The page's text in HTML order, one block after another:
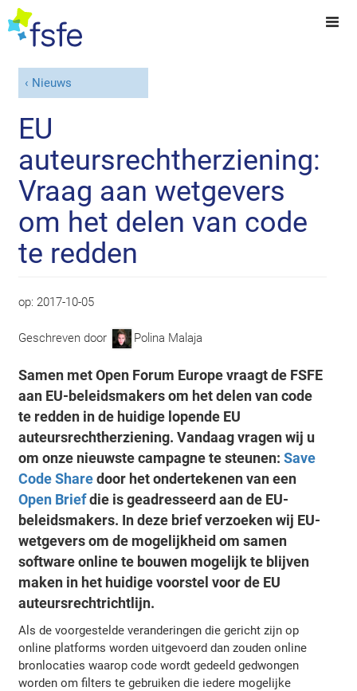
Nieuws
EU
auteursrechtherziening:
Vraag aan wetgevers
om het delen van code
te redden
op: 2017-10-05
Geschreven door Polina Malaja
Samen met Open Forum Europe vraagt de FSFE
aan EU-beleidsmakers om het delen van code
te redden in de huidige lopende EU
auteursrechtherziening. Vandaag vragen wij u
om onze nieuwste campagne te steunen:Save
Code Sharedoor het ondertekenen van een
Open Briefdie is geadresseerd aan de EU-
beleidsmakers. In deze brief verzoeken wij EU-
wetgevers om de mogelijkheid om samen
software online te bouwen mogelijk te blijven
maken in het huidige voorstel voor de EU
auteursrechtrichtlijn.
Als de voorgestelde veranderingen die gericht zijn op
online platforms worden uitgevoerd dan zouden online
bronlocaties waarop code wordt gedeeld gedwongen
worden om filters te gebruiken die iedere mogelijke